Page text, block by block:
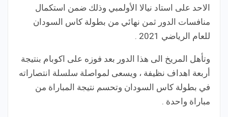
الاحد على استاد نيالا الأولمبي وذلك ضمن استكمال
منافسات الدور ثمن نهائي من بطولة كاس السودان
للعام الرياضي 2021 .
وتأهل المريخ الى هذا الدور بعد فوزه على اكوبام بنتيجة
أربعة اهداف نظيفة ، ويسعى لمواصلة سلسلة انتصاراته
في بطولة كاس السودان وتحسم نتيجة المباراة من
مباراة واحدة .